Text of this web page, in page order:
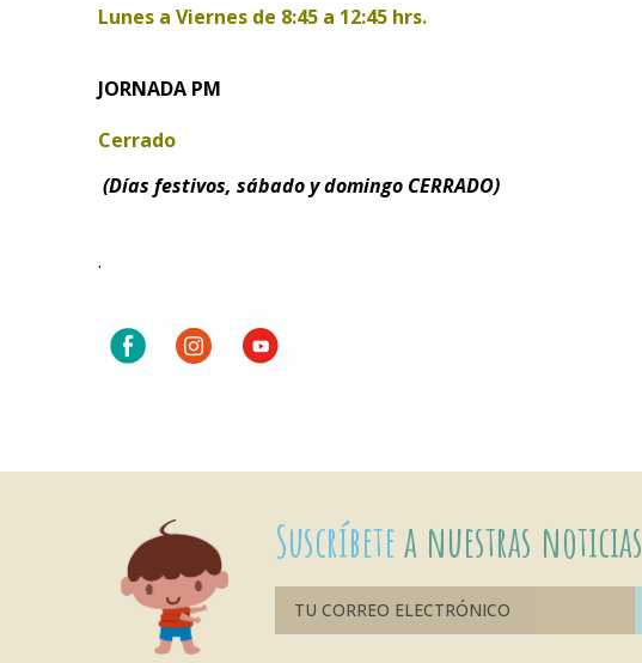
Lunes a Viernes de 8:45 a 12:45 hrs.
JORNADA PM
Cerrado
(Días festivos, sábado y domingo CERRADO)
.
Suscríbetea nuestras noticias